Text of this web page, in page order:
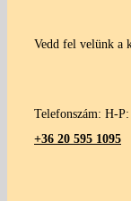
Vedd fel velünk a
Telefonszám: H-
+36 20 595 1095